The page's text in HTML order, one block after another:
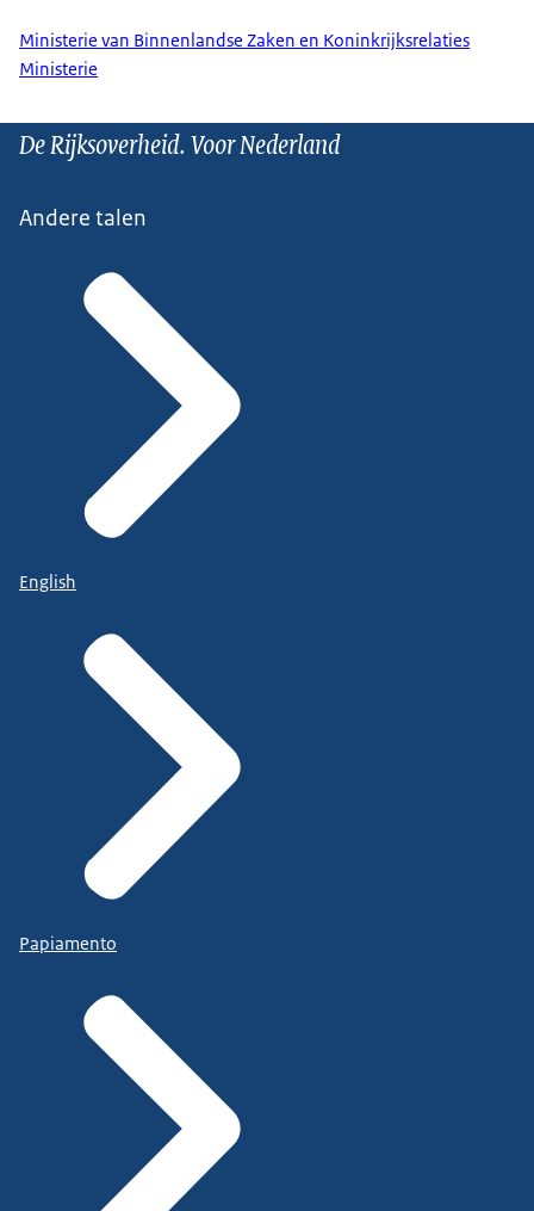
Ministerie van Binnenlandse Zaken en Koninkrijksrelaties
Ministerie
De Rijksoverheid. Voor Nederland
Andere talen
English
Papiamento